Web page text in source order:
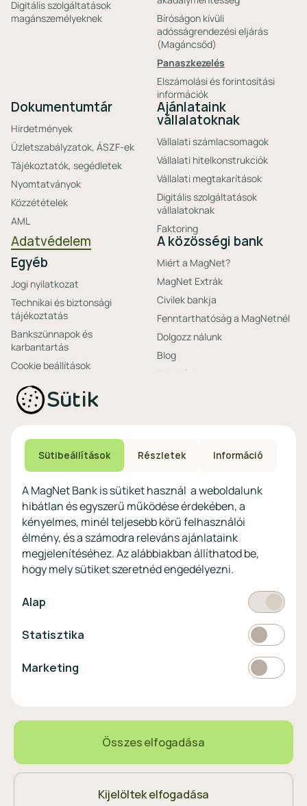
Digitális szolgáltatások
magánszemélyeknek
Bíróságon kívüli
adósságrendezési eljárás
(Magáncsőd)
Panaszkezelés
Elszámolási és forintosítási
információk
Dokumentumtár
Hirdetmények
Üzletszabályzatok, ÁSZF-ek
Tájékoztatók, segédletek
Nyomtatványok
Közzétételek
AML
Ajánlataink
vállalatoknak
Vállalati számlacsomagok
Vállalati hitelkonstrukciók
Vállalati megtakarítások
Digitális szolgáltatások
vállalatoknak
Faktoring
Adatvédelem
Egyéb
Jogi nyilatkozat
Technikai és biztonsági
tájékoztatás
Bankszünnapok és
karbantartás
Cookie beállítások
A közösségi bank
Miért a MagNet?
MagNet Extrák
Civilek bankja
Fenntarthatóság a MagNetnél
Dolgozz nálunk
Blog
Friss hírek
Ajánlataink non-
profitoknak
számlacsomagok
Megtakarítások non-
profitoknak
Digitális szolgáltatások non-
profitoknak
eszközökön
Vértezze fel magát a
kibercsalásokkal
szemben!
Látogasson el a KiberPajzs
honlapra!
választó
EUR
Magyar
Sütik
Sütibeállítások Részletek Információ
A MagNet Bank is sütiket használ a weboldalunk
hibátlan és egyszerű működése érdekében, a
kényelmes, minél teljesebb körű felhasználói
élmény, és a számodra releváns ajánlataink
megjelenítéséhez. Az alábbiakban állíthatod be,
hogy mely sütiket szeretnéd engedélyezni.
Alap Kötelező
Statisztika Statisztikai
Marketing Marketing
Összes elfogadása
Kijelöltek elfogadása